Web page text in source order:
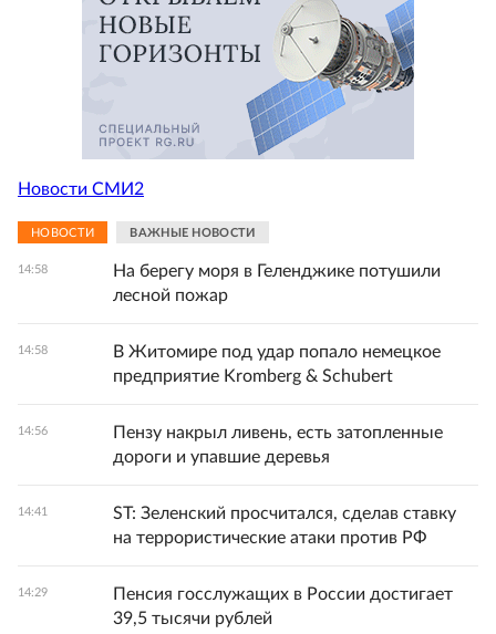
Новости СМИ2
НОВОСТИ ВАЖНЫЕ НОВОСТИ
14:58
На берегу моря в Геленджике потушили
лесной пожар
14:58
В Житомире под удар попало немецкое
предприятие Kromberg & Schubert
14:56
Пензу накрыл ливень, есть затопленные
дороги и упавшие деревья
14:41
ST: Зеленский просчитался, сделав ставку
на террористические атаки против РФ
14:29
Пенсия госслужащих в России достигает
39,5 тысячи рублей